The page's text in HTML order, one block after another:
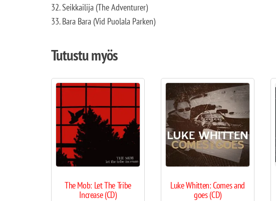
32. Seikkailija (The Adventurer)
33. Bara Bara (Vid Puolala Parken)
Tutustu myös
The Mob: Let The Tribe
Increase (CD)
Luke Whitten: Comes and
goes (CD)